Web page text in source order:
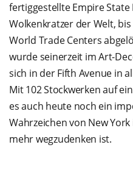
fertiggestellte Empire
Wolkenkratzer der Welt,
World Trade Centers
wurde seinerzeit im Art-
sich in der Fifth Avenue in
Mit 102 Stockwerken auf
es auch heute noch ein
Wahrzeichen von New
mehr wegzudenken ist.